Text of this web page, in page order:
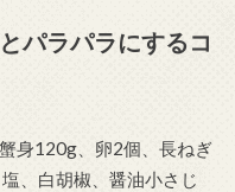
パラパラにするコ
身120g、卵2個、長ねぎ
、白胡椒、醤油小さじ